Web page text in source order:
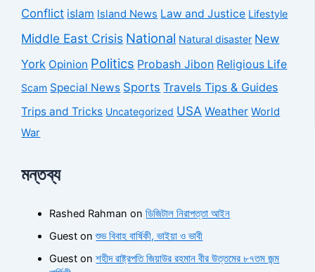
Conflict islam Island News Law and Justice Lifestyle
Middle East Crisis National Natural disaster New
York Opinion Politics Probash Jibon Religious Life
Scam Special News Sports Travels Tips & Guides
Trips and Tricks Uncategorized USA Weather World
War
মন্তব্য
Rashed Rahman onডিজিটাল নিরাপত্তা আইন
Guest onশুভ বিবাহ বার্ষিকী, ভাইয়া ও ভাবী
Guest onশহীদ রাষ্ট্রপতি জিয়াউর রহমান বীর উত্তমের ৮৭তম জন্ম